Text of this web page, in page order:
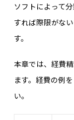
ソフトによって
すれば際限がな
す。
本章では、経費
ます。経費の例
い。